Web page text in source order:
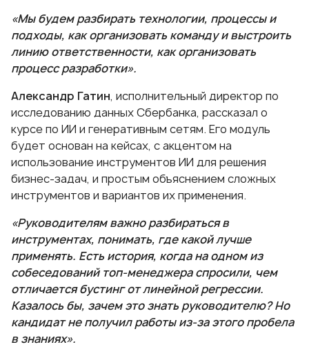
«Мы будем разбирать технологии, процессы и
подходы, как организовать команду и выстроить
линию ответственности, как организовать
процесс разработки».
Александр Гатин, исполнительный директор по
исследованию данных Сбербанка, рассказал о
курсе по ИИ и генеративным сетям. Его модуль
будет основан на кейсах, с акцентом на
использование инструментов ИИ для решения
бизнес-задач, и простым объяснением сложных
инструментов и вариантов их применения.
«Руководителям важно разбираться в
инструментах, понимать, где какой лучше
применять. Есть история, когда на одном из
собеседований топ-менеджера спросили, чем
отличается бустинг от линейной регрессии.
Казалось бы, зачем это знать руководителю? Но
кандидат не получил работы из-за этого пробела
в знаниях».